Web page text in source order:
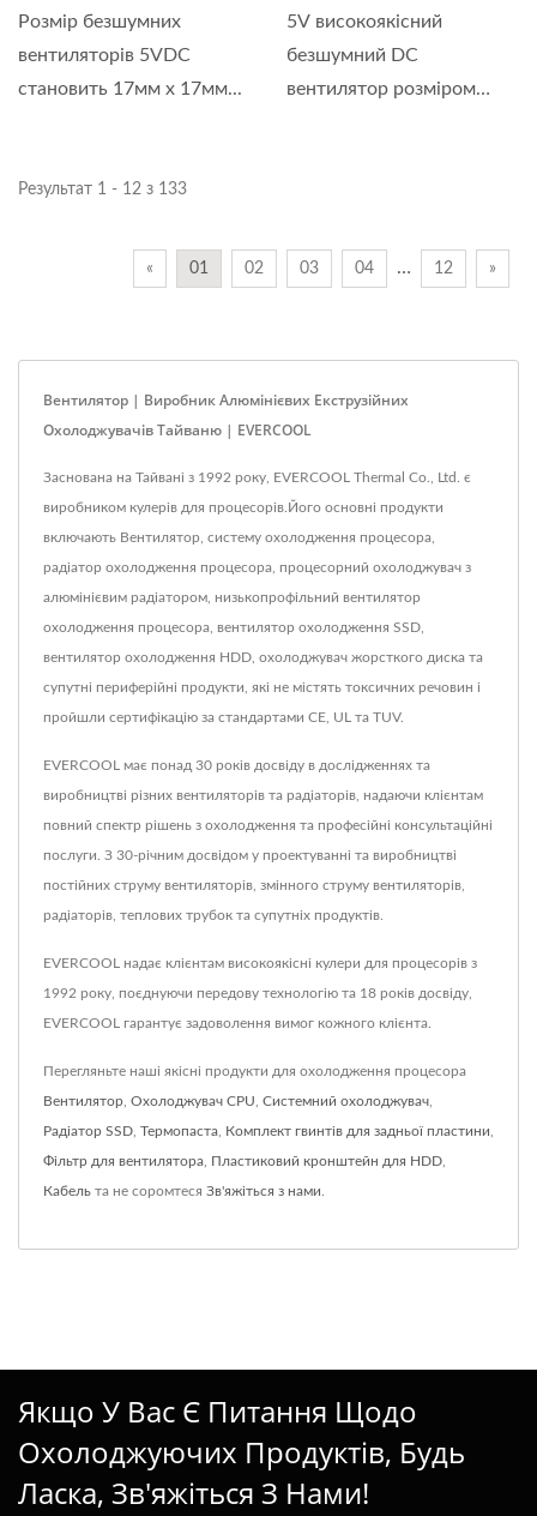
Розмір безшумних
вентиляторів 5VDC
становить 17мм x 17мм...
5V високоякісний
безшумний DC
вентилятор розміром
Результат 1 - 12 з 133
« 01 02 03 04 … 12 »
Вентилятор | Виробник Алюмінієвих Екструзійних
Охолоджувачів Тайваню | EVERCOOL
Заснована на Тайвані з 1992 року, EVERCOOL Thermal Co., Ltd. є
виробником кулерів для процесорів.Його основні продукти
включають Вентилятор, систему охолодження процесора,
радіатор охолодження процесора, процесорний охолоджувач з
алюмінієвим радіатором, низькопрофільний вентилятор
охолодження процесора, вентилятор охолодження SSD,
вентилятор охолодження HDD, охолоджувач жорсткого диска та
супутні периферійні продукти, які не містять токсичних речовин і
пройшли сертифікацію за стандартами CE, UL та TUV.
EVERCOOL має понад 30 років досвіду в дослідженнях та
виробництві різних вентиляторів та радіаторів, надаючи клієнтам
повний спектр рішень з охолодження та професійні консультаційні
послуги. З 30-річним досвідом у проектуванні та виробництві
постійних струму вентиляторів, змінного струму вентиляторів,
радіаторів, теплових трубок та супутніх продуктів.
EVERCOOL надає клієнтам високоякісні кулери для процесорів з
1992 року, поєднуючи передову технологію та 18 років досвіду,
EVERCOOL гарантує задоволення вимог кожного клієнта.
Перегляньте наші якісні продукти для охолодження процесора
Вентилятор Охолоджувач CPU Системний охолоджувач
Радіатор SSD Термопаста Комплект гвинтів для задньої пластини
Фільтр для вентилятора Пластиковий кронштейн для HDD
Кабель та не соромтеся Зв'яжіться з нами
Якщо У Вас Є Питання Щодо
Охолоджуючих Продуктів, Будь
Ласка, Зв'яжіться З Нами!